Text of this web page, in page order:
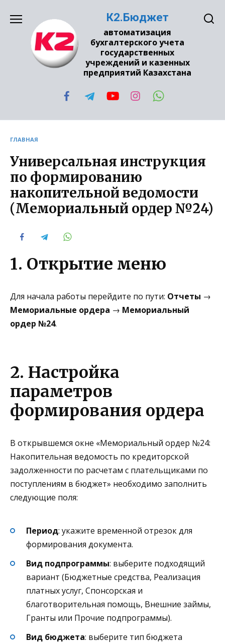
содержанию
К2.Бюджет
автоматизация
бухгалтерского учета
государственных
учреждений и казенных
предприятий Казахстана
ГЛАВНАЯ
Универсальная инструкция
по формированию
накопительной ведомости
(Мемориальный ордер №24)
1. Открытие меню
Для начала работы перейдите по пути: Отчеты →
Мемориальные ордера → Мемориальный
ордер №24.
2. Настройка
параметров
формирования ордера
В открывшемся окне «Мемориальный ордер №24:
Накопительная ведомость по кредиторской
задолженности по расчетам с плательщиками по
поступлениям в бюджет» необходимо заполнить
следующие поля:
Период: укажите временной отрезок для
формирования документа.
Вид подпрограммы: выберите подходящий
вариант (Бюджетные средства, Реализация
платных услуг, Спонсорская и
благотворительная помощь, Внешние займы,
Гранты или Прочие подпрограммы).
Вид бюджета: выберите тип бюджета